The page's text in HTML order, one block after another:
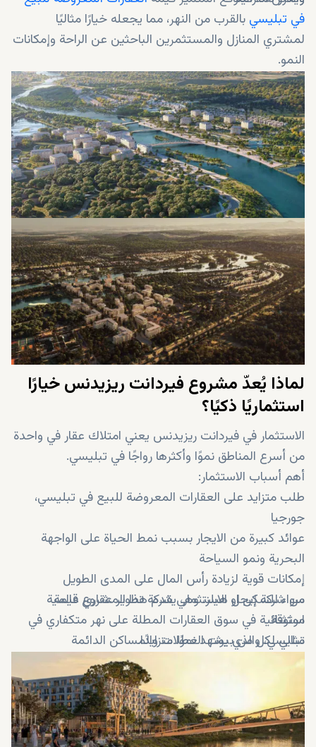
في تبليسي بالقرب من النهر، مما يجعله خيارًا مثاليًا
لمشتري المنازل والمستثمرين الباحثين عن الراحة وإمكانات
النمو.
لماذا يُعدّ مشروع فيردانت ريزيدنس خيارًا
استثماريًا ذكيًا؟
الاستثمار في فيردانت ريزيدنس يعني امتلاك عقار في واحدة
من أسرع المناطق نموًا وأكثرها رواجًا في تبليسي.
أهم أسباب الاستثمار:
طلب متزايد على العقارات المعروضة للبيع في تبليسي،
جورجيا
عوائد كبيرة من الايجار بسبب نمط الحياة على الواجهة
البحرية ونمو السياحة
إمكانات قوية لزيادة رأس المال على المدى الطويل
من شركة إيجل هيلز، وهي شركة تطوير عقاري عالمية
موثوقة
مثالي لكل من بيوت العطلات والمساكن الدائمة
أسعار تنافسية مقارنة بمدن أوروبية أخرى على الواجهة
سواء للسكن او الاستثمار، يقدم هذا المشروع قيمة
استثنائية في سوق العقارات المطلة على نهر متكفاري في
تبليسي، والذي يشهد نموًا متزايدًا.